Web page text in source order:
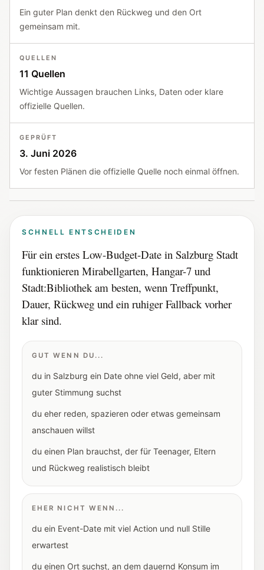
Ein guter Plan denkt den Rückweg und den Ort
gemeinsam mit.
QUELLEN
11 Quellen
Wichtige Aussagen brauchen Links, Daten oder klare
offizielle Quellen.
GEPRÜFT
3. Juni 2026
Vor festen Plänen die offizielle Quelle noch einmal öffnen.
SCHNELL ENTSCHEIDEN
Für ein erstes Low-Budget-Date in Salzburg Stadt
funktionieren Mirabellgarten, Hangar-7 und
Stadt:Bibliothek am besten, wenn Treffpunkt,
Dauer, Rückweg und ein ruhiger Fallback vorher
klar sind.
GUT WENN DU...
du in Salzburg ein Date ohne viel Geld, aber mit
guter Stimmung suchst
du eher reden, spazieren oder etwas gemeinsam
anschauen willst
du einen Plan brauchst, der für Teenager, Eltern
und Rückweg realistisch bleibt
EHER NICHT WENN...
du ein Event-Date mit viel Action und null Stille
erwartest
du einen Ort suchst, an dem dauernd Konsum im